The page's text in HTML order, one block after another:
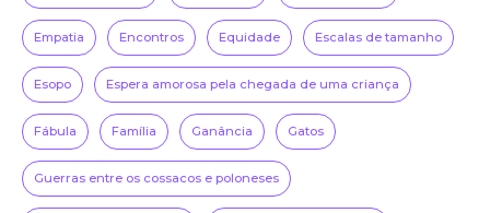
Empatia Encontros Equidade Escalas de tamanho
Esopo Espera amorosa pela chegada de uma criança
Fábula Família Ganância Gatos
Guerras entre os cossacos e poloneses